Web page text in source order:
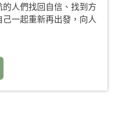
人們找回自信、找到方
一起重新再出發，向人